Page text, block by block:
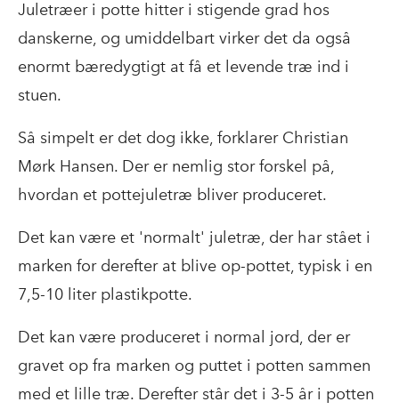
oversprøjter de typisk deres
juletræsplantage," siger han.
Christian Mørk Hansen har netop lavet et
lille forsøg med usprøjtet rødgran, hvor
træerne håndgødes og renholdes af en lille
rækkegående maskine.
Ved at målrette gødningen bruges der
omkring en tiendedel gødning
sammenlignet med en almindelig
"Jeg synes, det er spændende at gå tilbage
til en mere gammeldags teknik for at
Juletræer i potte hitter i stigende grad hos
danskerne, og umiddelbart virker det da også
enormt bæredygtigt at få et levende træ ind i
stuen.
Så simpelt er det dog ikke, forklarer Christian
Mørk Hansen. Der er nemlig stor forskel på,
hvordan et pottejuletræ bliver produceret.
Det kan være et 'normalt' juletræ, der har stået i
marken for derefter at blive op-pottet, typisk i en
7,5-10 liter plastikpotte.
Det kan være produceret i normal jord, der er
gravet op fra marken og puttet i potten sammen
med et lille træ. Derefter står det i 3-5 år i potten